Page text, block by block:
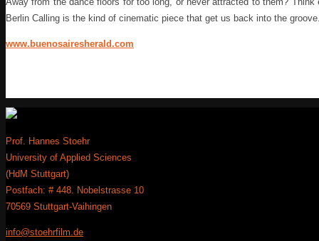
Berlin Calling is the kind of cinematic piece that get us back into the
www.buenosairesherald.com
Prof. Hannes Stoehr
University of Applied Sciences
(HdM Stuttgart)
Postfach: # 448. Nobelstrasse 10
70569 Stuttgart-Vaihingen
info@stoehrfilm.de